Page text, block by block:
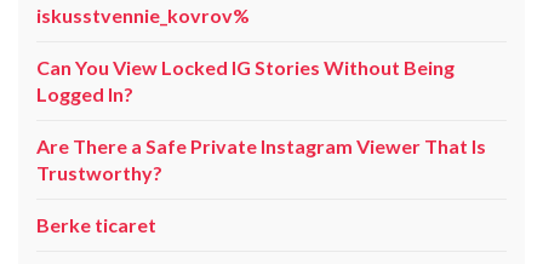
iskusstvennie_kovrov%
Can You View Locked IG Stories Without Being
Logged In?
Are There a Safe Private Instagram Viewer That Is
Trustworthy?
Berke ticaret